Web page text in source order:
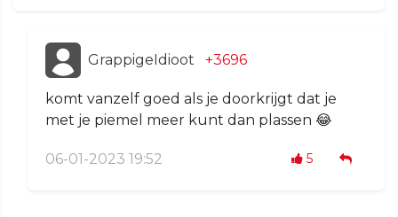
GrappigeIdioot +3696
komt vanzelf goed als je doorkrijgt dat je
met je piemel meer kunt dan plassen 😂
06-01-2023 19:52 5